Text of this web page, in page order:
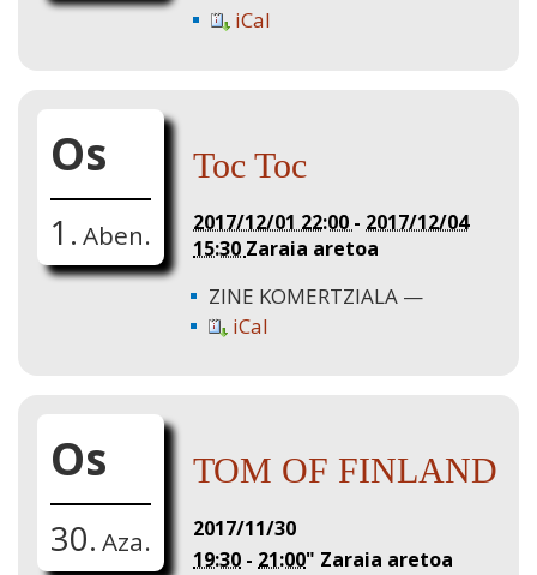
iCal
Os
1. Aben.
Toc Toc
2017/12/01 22:00 - 2017/12/04
15:30 Zaraia aretoa
ZINE KOMERTZIALA
iCal
Os
30. Aza.
TOM OF FINLAND
2017/11/30
19:30 - 21:00" Zaraia aretoa